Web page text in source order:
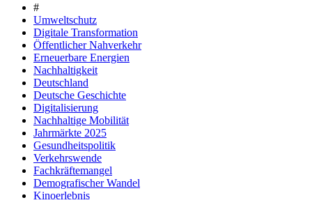
#
Umweltschutz
Digitale Transformation
Öffentlicher Nahverkehr
Erneuerbare Energien
Nachhaltigkeit
Deutschland
Deutsche Geschichte
Digitalisierung
Nachhaltige Mobilität
Jahrmärkte 2025
Gesundheitspolitik
Verkehrswende
Fachkräftemangel
Demografischer Wandel
Kinoerlebnis